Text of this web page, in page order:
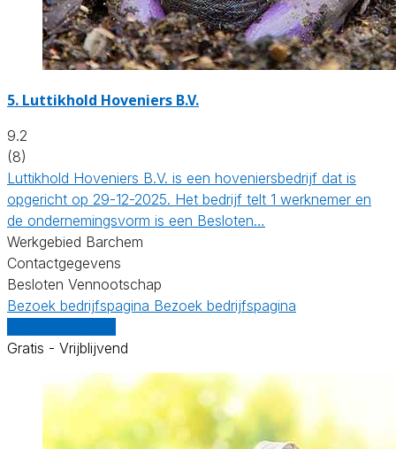
5. Luttikhold Hoveniers B.V.
9.2
(8)
Luttikhold Hoveniers B.V. is een hoveniersbedrijf dat is
opgericht op 29-12-2025. Het bedrijf telt 1 werknemer en
de ondernemingsvorm is een Besloten…
Werkgebied Barchem
Contactgegevens
Besloten Vennootschap
Bezoek bedrijfspagina Bezoek bedrijfspagina
Gratis - Vrijblijvend